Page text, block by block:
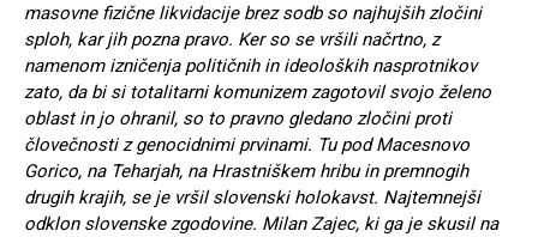
masovne fizične likvidacije brez sodb so najhujših zločini
sploh, kar jih pozna pravo. Ker so se vršili načrtno, z
namenom izničenja političnih in ideoloških nasprotnikov
zato, da bi si totalitarni komunizem zagotovil svojo želeno
oblast in jo ohranil, so to pravno gledano zločini proti
človečnosti z genocidnimi prvinami. Tu pod Macesnovo
Gorico, na Teharjah, na Hrastniškem hribu in premnogih
drugih krajih, se je vršil slovenski holokavst. Najtemnejši
odklon slovenske zgodovine. Milan Zajec, ki ga je skusil na